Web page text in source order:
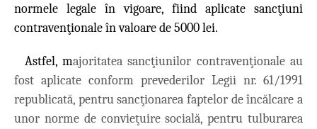
normele legale în vigoare, fiind aplicate sancţiuni
contravenţionale în valoare de 5000 lei.
Astfel, majoritatea sancţiunilor contravenţionale au
fost aplicate conform prevederilor Legii nr. 61/1991
republicată, pentru sancţionarea faptelor de încălcare a
unor norme de convieţuire socială, pentru tulburarea